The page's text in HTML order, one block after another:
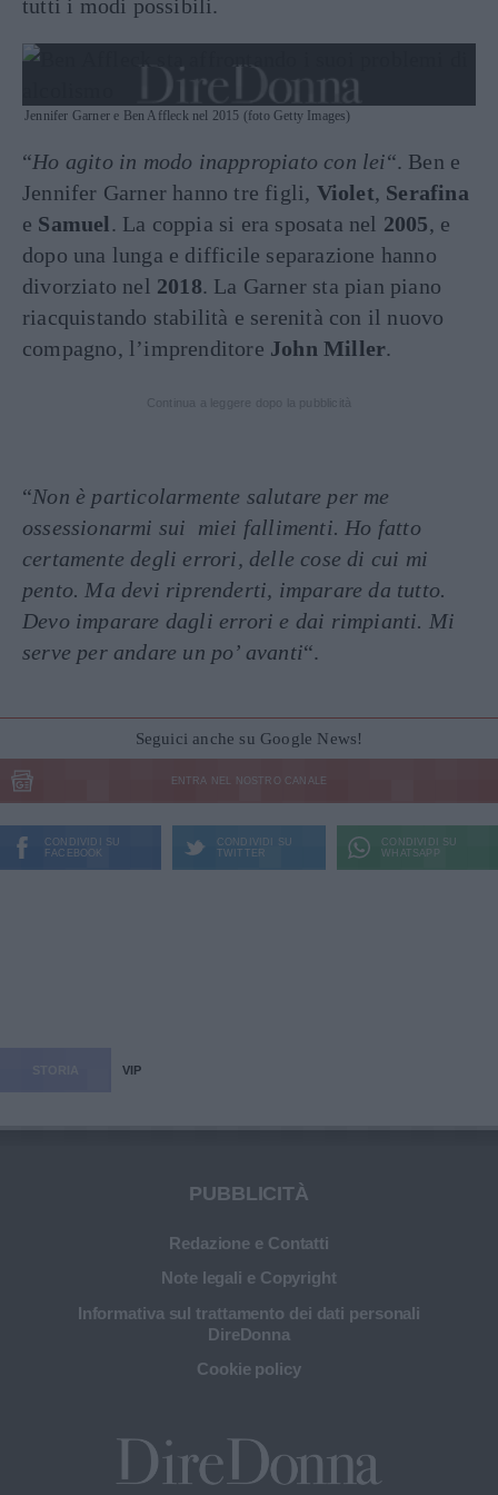
tutti i modi possibili.
Jennifer Garner e Ben Affleck nel 2015 (foto Getty Images)
“Ho agito in modo inappropiato con lei“. Ben e
Jennifer Garner hanno tre figli, Violet, Serafina
e Samuel. La coppia si era sposata nel 2005, e
dopo una lunga e difficile separazione hanno
divorziato nel 2018. La Garner sta pian piano
riacquistando stabilità e serenità con il nuovo
compagno, l’imprenditore John Miller.
“Non è particolarmente salutare per me
ossessionarmi sui miei fallimenti. Ho fatto
certamente degli errori, delle cose di cui mi
pento. Ma devi riprenderti, imparare da tutto.
Devo imparare dagli errori e dai rimpianti. Mi
serve per andare un po’ avanti“.
Seguici anche su Google News!
ENTRA NEL NOSTRO CANALE
CONDIVIDI SU
FACEBOOK
CONDIVIDI SU
TWITTER
CONDIVIDI SU
WHATSAPP
VIP
PUBBLICITÀ
Redazione e Contatti
Note legali e Copyright
Informativa sul trattamento dei dati personali
DireDonna
Cookie policy